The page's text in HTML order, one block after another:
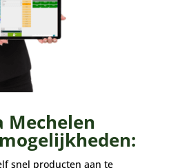
Mechelen
snel producten aan te